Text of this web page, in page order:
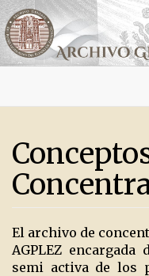
El archivo de
AGPLEZ
semi activa de los